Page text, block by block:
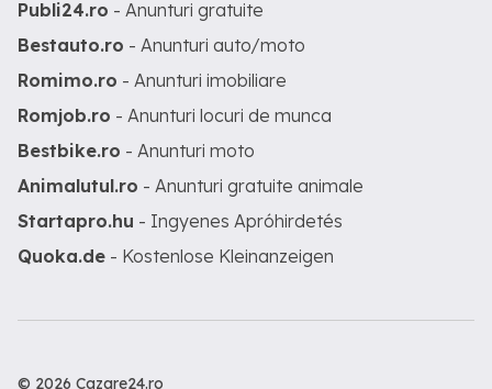
Publi24.ro - Anunturi gratuite
Bestauto.ro - Anunturi auto/moto
Romimo.ro - Anunturi imobiliare
Romjob.ro - Anunturi locuri de munca
Bestbike.ro - Anunturi moto
Animalutul.ro - Anunturi gratuite animale
Startapro.hu - Ingyenes Apróhirdetés
Quoka.de - Kostenlose Kleinanzeigen
© 2026 Cazare24.ro